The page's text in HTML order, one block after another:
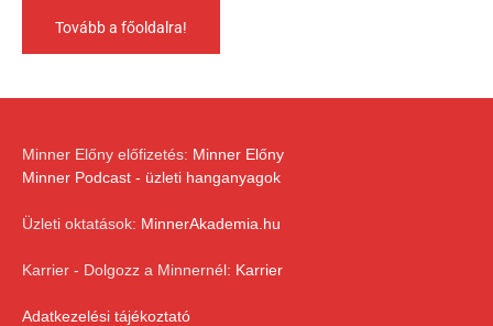
Tovább a főoldalra!
Minner Előny előfizetés: Minner Előny
Minner Podcast - üzleti hanganyagok
Üzleti oktatások: MinnerAkademia.hu
Karrier - Dolgozz a Minnernél: Karrier
Adatkezelési tájékoztató